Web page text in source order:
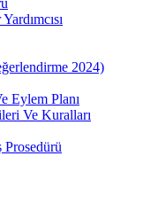
2024)
Eylem Planı
Ve Kuralları